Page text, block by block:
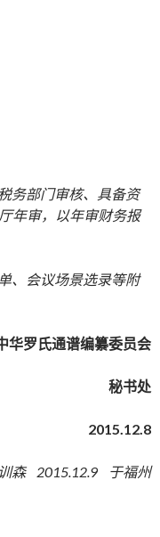
务部门审核、具备资
年审，以年审财务报
、会议场景选录等附
华罗氏通谱编纂委员会
秘书处
森 2015.12.9 于福州